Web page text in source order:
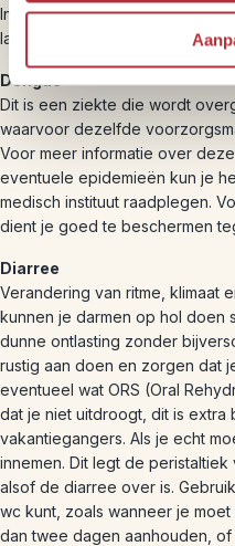
Inentingen worden alleen
langer door Peru en Bolivia
Dengue
Dit is een ziekte die wordt
waarvoor dezelfde
Voor meer informatie over
eventuele epidemieën kun je
medisch instituut raadplegen.
dient je goed te beschermen
Diarree
Verandering van ritme, klimaat
kunnen je darmen op hol doen
dunne ontlasting zonder
rustig aan doen en zorgen dat
eventueel wat ORS (Oral
dat je niet uitdroogt, dit is
vakantiegangers. Als je echt
innemen. Dit legt de
alsof de diarree over is.
wc kunt, zoals wanneer je
dan twee dagen aanhouden,